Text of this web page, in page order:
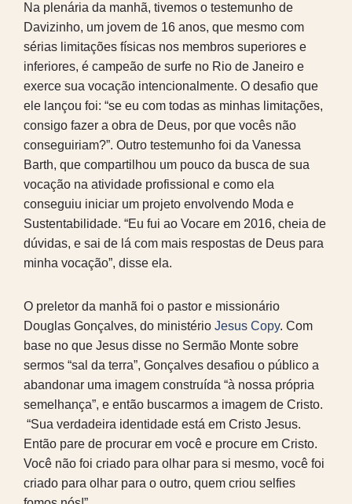
Na plenária da manhã, tivemos o testemunho de
Davizinho, um jovem de 16 anos, que mesmo com
sérias limitações físicas nos membros superiores e
inferiores, é campeão de surfe no Rio de Janeiro e
exerce sua vocação intencionalmente. O desafio que
ele lançou foi: “se eu com todas as minhas limitações,
consigo fazer a obra de Deus, por que vocês não
conseguiriam?”. Outro testemunho foi da Vanessa
Barth, que compartilhou um pouco da busca de sua
vocação na atividade profissional e como ela
conseguiu iniciar um projeto envolvendo Moda e
Sustentabilidade. “Eu fui ao Vocare em 2016, cheia de
dúvidas, e sai de lá com mais respostas de Deus para
minha vocação”, disse ela.
O preletor da manhã foi o pastor e missionário
Douglas Gonçalves, do ministério Jesus Copy. Com
base no que Jesus disse no Sermão Monte sobre
sermos “sal da terra”, Gonçalves desafiou o público a
abandonar uma imagem construída “à nossa própria
semelhança”, e então buscarmos a imagem de Cristo.
“Sua verdadeira identidade está em Cristo Jesus.
Então pare de procurar em você e procure em Cristo.
Você não foi criado para olhar para si mesmo, você foi
criado para olhar para o outro, quem criou selfies